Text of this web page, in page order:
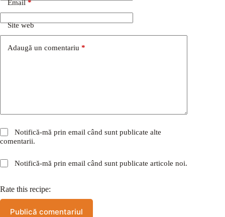
Email*
Site web
Adaugă un comentariu *
Notifică-mă prin email când sunt publicate alte
comentarii.
Notifică-mă prin email când sunt publicate articole noi.
Rate this recipe:
Publică comentariul